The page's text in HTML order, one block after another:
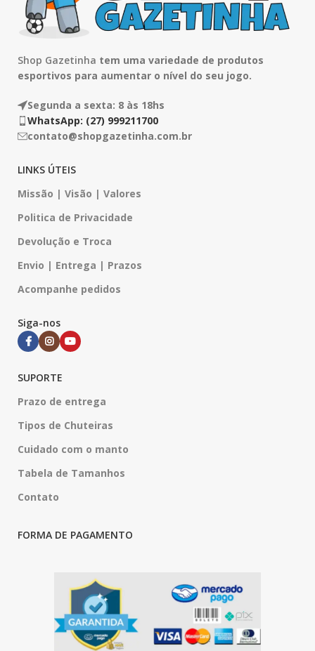
Shop Gazetinha tem uma variedade de produtos
esportivos para aumentar o nível do seu jogo.
Segunda a sexta: 8 às 18hs
WhatsApp: (27) 999211700
contato@shopgazetinha.com.br
LINKS ÚTEIS
Missão | Visão | Valores
Politica de Privacidade
Devolução e Troca
Envio | Entrega | Prazos
Acompanhe pedidos
Siga-nos
SUPORTE
Prazo de entrega
Tipos de Chuteiras
Cuidado com o manto
Tabela de Tamanhos
Contato
FORMA DE PAGAMENTO